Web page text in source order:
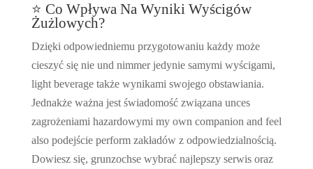
⭐ Co Wpływa Na Wyniki Wyścigów
Żużlowych?
Dzięki odpowiedniemu przygotowaniu każdy może
cieszyć się nie und nimmer jedynie samymi wyścigami,
light beverage także wynikami swojego obstawiania.
Jednakże ważna jest świadomość związana unces
zagrożeniami hazardowymi my own companion and feel
also podejście perform zakładów z odpowiedzialnością.
Dowiesz się, grunzochse wybrać najlepszy serwis oraz